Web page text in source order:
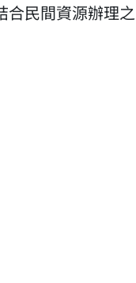
民間資源辦理之